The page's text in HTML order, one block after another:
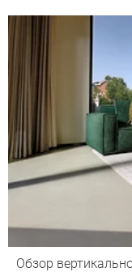
Обзор